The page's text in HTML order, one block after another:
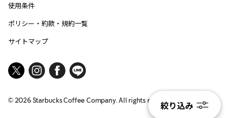
絞り込み
使用条件
ポリシー・約款・規約一覧
サイトマップ
© 2026Starbucks Coffee Company. All rights reserved.